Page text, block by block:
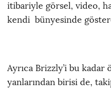
itibariyle görsel, video,
kendi bünyesinde
Ayrıca Brizzly’i bu kadar
yanlarından birisi de,